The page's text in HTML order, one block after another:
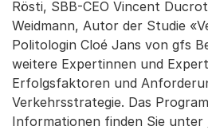
Rösti, SBB-CEO Vincent
Weidmann, Autor der Studie
Politologin Cloé Jans von gfs
weitere Expertinnen und
Erfolgsfaktoren und
Verkehrsstrategie. Das
Informationen finden Sie unter